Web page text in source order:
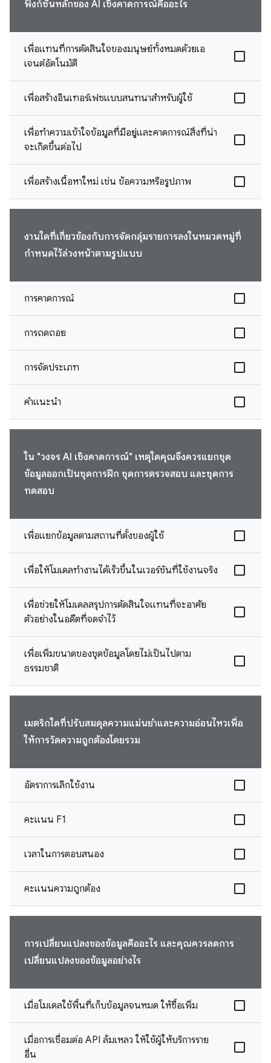
ฟังก์ชันหลักของ AI เชิงคาดการณ์คืออะไร
เพื่อแทนที่การตัดสินใจของมนุษย์ทั้งหมดด้วยเอ
เจนต์อัตโนมัติ
เพื่อสร้างอินเทอร์เฟซแบบสนทนาสำหรับผู้ใช้
เพื่อทำความเข้าใจข้อมูลที่มีอยู่และคาดการณ์สิ่งที่น่า
จะเกิดขึ้นต่อไป
เพื่อสร้างเนื้อหาใหม่ เช่น ข้อความหรือรูปภาพ
งานใดที่เกี่ยวข้องกับการจัดกลุ่มรายการลงในหมวดหมู่ที่
กำหนดไว้ล่วงหน้าตามรูปแบบ
การคาดการณ์
การถดถอย
การจัดประเภท
คำแนะนำ
ใน "วงจร AI เชิงคาดการณ์" เหตุใดคุณจึงควรแยกชุด
ข้อมูลออกเป็นชุดการฝึก ชุดการตรวจสอบ และชุดการ
ทดสอบ
เพื่อแยกข้อมูลตามสถานที่ตั้งของผู้ใช้
เพื่อให้โมเดลทำงานได้เร็วขึ้นในเวอร์ชันที่ใช้งานจริง
เพื่อช่วยให้โมเดลสรุปการตัดสินใจแทนที่จะอาศัย
ตัวอย่างในอดีตที่จดจำไว้
เพื่อเพิ่มขนาดของชุดข้อมูลโดยไม่เป็นไปตาม
ธรรมชาติ
เมตริกใดที่ปรับสมดุลความแม่นยำและความอ่อนไหวเพื่อ
ให้การวัดความถูกต้องโดยรวม
อัตราการเลิกใช้งาน
คะแนน F1
เวลาในการตอบสนอง
คะแนนความถูกต้อง
การเปลี่ยนแปลงของข้อมูลคืออะไร และคุณควรลดการ
เปลี่ยนแปลงของข้อมูลอย่างไร
เมื่อโมเดลใช้พื้นที่เก็บข้อมูลจนหมด ให้ซื้อเพิ่ม
เมื่อการเชื่อมต่อ API ล้มเหลว ให้ใช้ผู้ให้บริการราย
อื่น